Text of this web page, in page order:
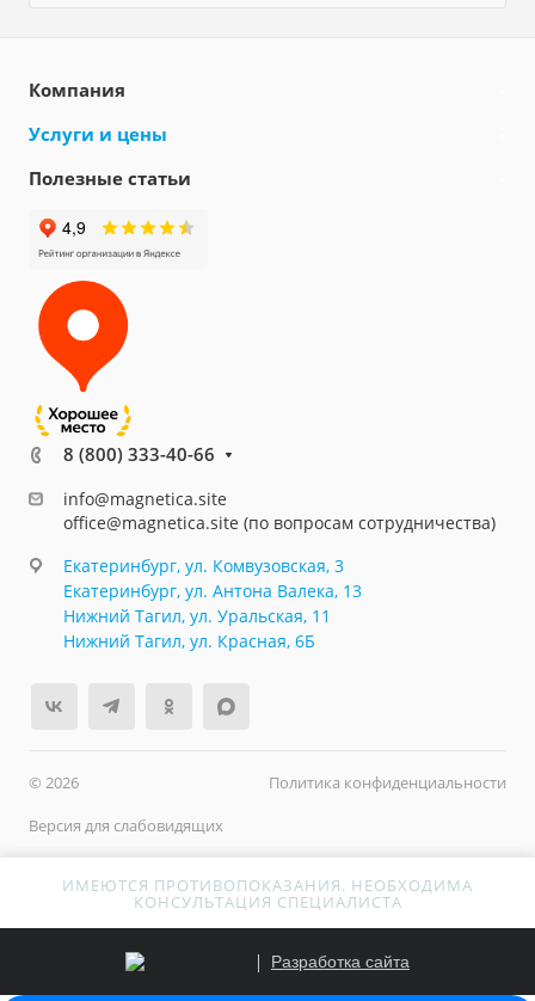
Компания
Услуги и цены
Полезные статьи
8 (800) 333-40-66
info@magnetica.site
office@magnetica.site (по вопросам сотрудничества)
Екатеринбург, ул. Комвузовская, 3
Екатеринбург, ул. Антона Валека, 13
Нижний Тагил, ул. Уральская, 11
Нижний Тагил, ул. Красная, 6Б
© 2026
Политика конфиденциальности
Версия для слабовидящих
ИМЕЮТСЯ ПРОТИВОПОКАЗАНИЯ. НЕОБХОДИМА
КОНСУЛЬТАЦИЯ СПЕЦИАЛИСТА
Разработка сайта